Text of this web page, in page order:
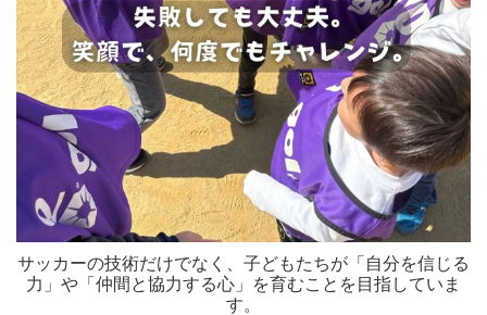
サッカーの技術だけでなく、子どもたちが「自分を信じる
力」や「仲間と協力する心」を育むことを目指していま
す。